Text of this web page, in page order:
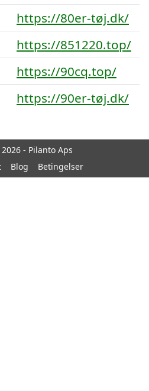
https://80er-tøj.dk/
https://851220.top/
https://90cq.top/
https://90er-tøj.dk/
- Pilanto Aps
Blog Betingelser